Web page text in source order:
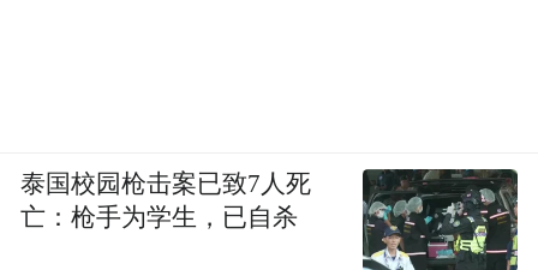
泰国校园枪击案已致7人死
亡：枪手为学生，已自杀